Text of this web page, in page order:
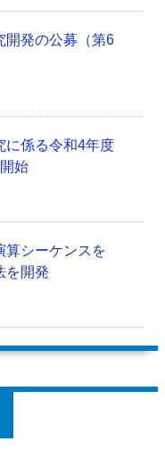
開発の公募（第6
に係る令和4年度
始
算シーケンスを
を開発